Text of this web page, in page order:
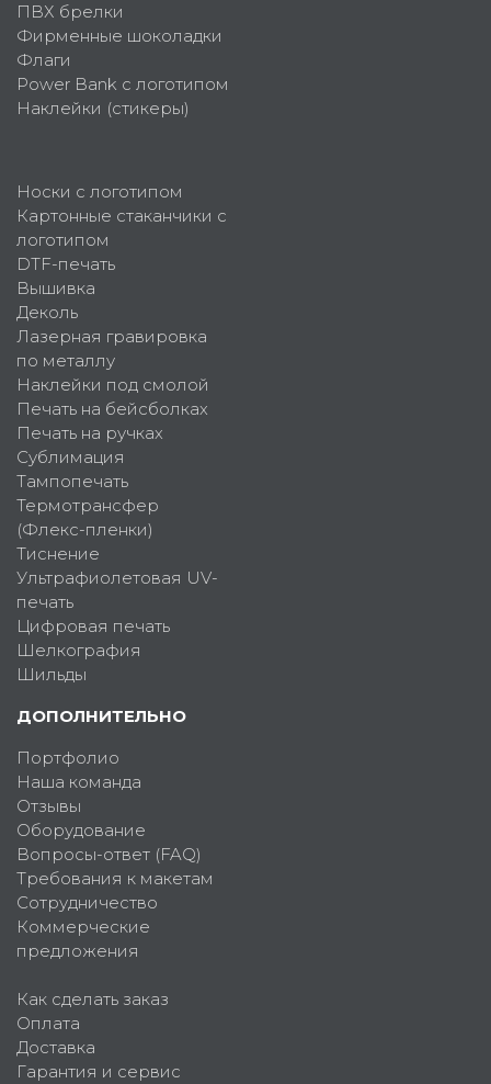
ПВХ брелки
Фирменные шоколадки
Флаги
Power Bank с логотипом
Наклейки (стикеры)
Носки с логотипом
Картонные стаканчики с
логотипом
DTF-печать
Вышивка
Деколь
Лазерная гравировка
по металлу
Наклейки под смолой
Печать на бейсболках
Печать на ручках
Сублимация
Тампопечать
Термотрансфер
(Флекс-пленки)
Тиснение
Ультрафиолетовая UV-
печать
Цифровая печать
Шелкография
Шильды
ДОПОЛНИТЕЛЬНО
Портфолио
Наша команда
Отзывы
Оборудование
Вопросы-ответ (FAQ)
Требования к макетам
Сотрудничество
Коммерческие
предложения
Как сделать заказ
Оплата
Доставка
Гарантия и сервис